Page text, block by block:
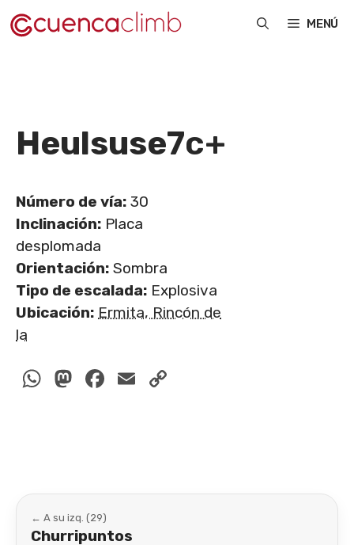
Saltar
al
MENÚ
Heulsuse7c+
Número de vía: 30
Inclinación: Placa
desplomada
Orientación: Sombra
Tipo de escalada: Explosiva
Ubicación: Ermita, Rincón de
la
WhatsApp
Mastodon
Facebook
Email
← A su izq. (29)
Churripuntos